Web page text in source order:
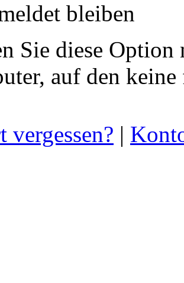
bleiben
Sie diese
auf den
vergessen? |